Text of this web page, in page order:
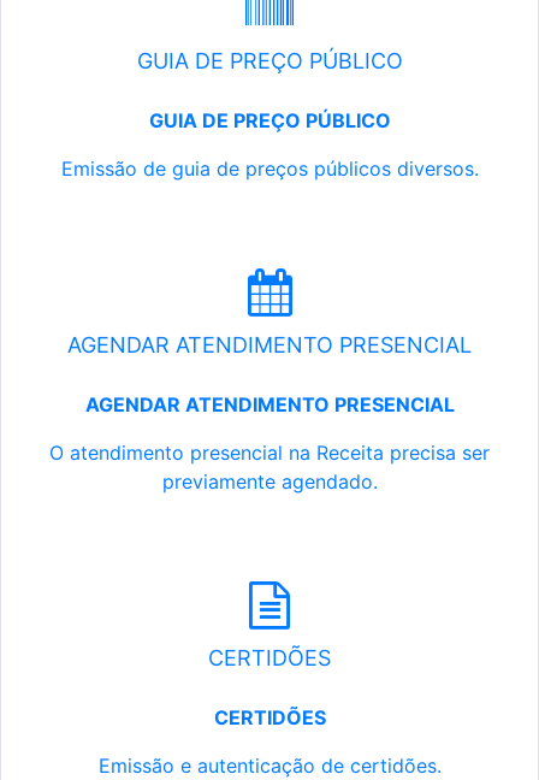
GUIA DE PREÇO PÚBLICO
GUIA DE PREÇO PÚBLICO
Emissão de guia de preços públicos diversos.
AGENDAR ATENDIMENTO PRESENCIAL
AGENDAR ATENDIMENTO PRESENCIAL
O atendimento presencial na Receita precisa ser
previamente agendado.
CERTIDÕES
CERTIDÕES
Emissão e autenticação de certidões.